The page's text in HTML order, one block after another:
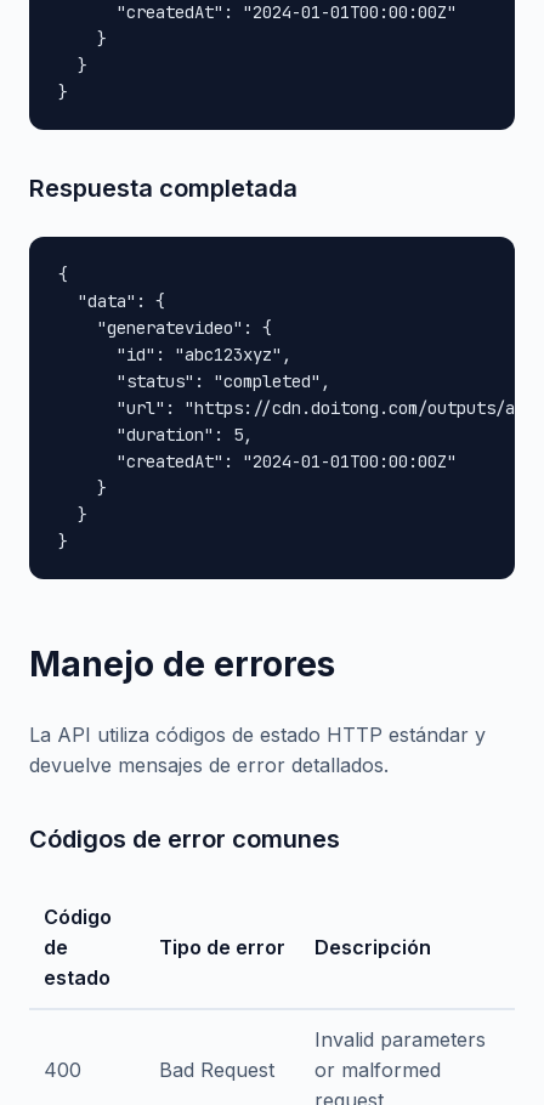
      "createdAt": "2024-01-01T00:00:00Z"
    }
  }
}
Respuesta completada
{
  "data": {
    "generatevideo": {
      "id": "abc123xyz",
      "status": "completed",
"url": "https://cdn.doitong.com/outputs/
      "duration": 5,
      "createdAt": "2024-01-01T00:00:00Z"
    }
  }
}
Manejo de errores
La API utiliza códigos de estado HTTP estándar y
devuelve mensajes de error detallados.
Códigos de error comunes
Código
de
estado
Tipo de error Descripción
400 Bad Request
Invalid parameters
or malformed
request